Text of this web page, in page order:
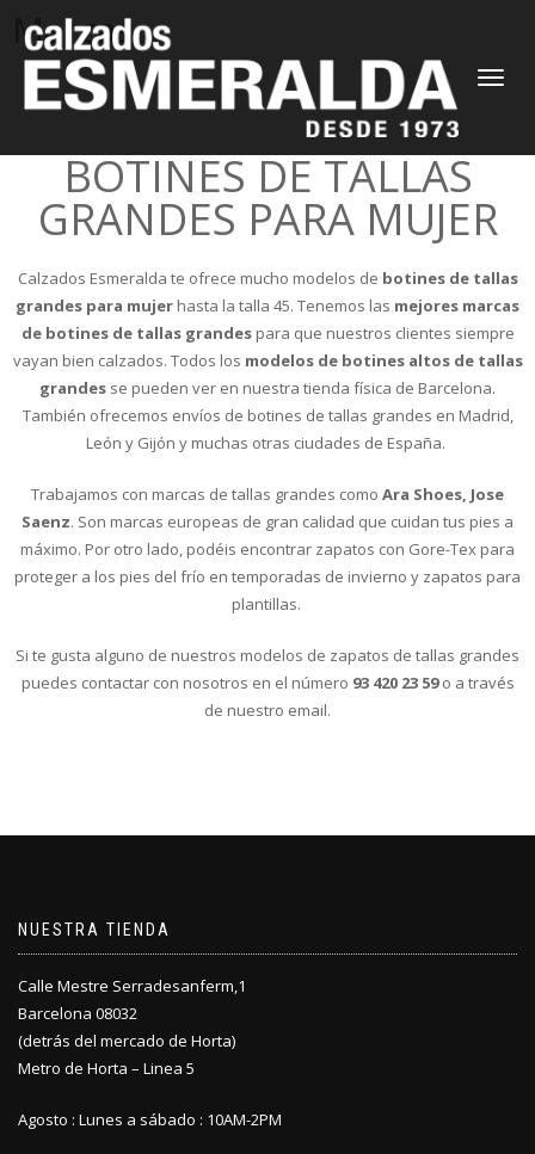
CAMBIAR
Marcas
BOTINES DE TALLAS
GRANDES PARA MUJER
Calzados Esmeralda te ofrece mucho modelos de botines de tallas
grandes para mujer hasta la talla 45. Tenemos las mejores marcas
de botines de tallas grandespara que nuestros clientes siempre
vayan bien calzados. Todos los modelos de botines altos de tallas
grandes se pueden ver en nuestra tienda física de Barcelona.
También ofrecemos envíos de botines de tallas grandes en Madrid,
León y Gijón y muchas otras ciudades de España.
Trabajamos con marcas de tallas grandes como Ara Shoes, Jose
Saenz. Son marcas europeas de gran calidad que cuidan tus pies a
máximo. Por otro lado, podéis encontrar zapatos con Gore-Tex para
proteger a los pies del frío en temporadas de invierno y zapatos para
plantillas.
Si te gusta alguno de nuestros modelos de zapatos de tallas grandes
puedes contactar con nosotros en el número 93 420 23 59o a través
de nuestro email.
NUESTRA TIENDA
Calle Mestre Serradesanferm,1
Barcelona 08032
(detrás del mercado de Horta)
Metro de Horta – Linea 5
Agosto : Lunes a sábado : 10AM-2PM